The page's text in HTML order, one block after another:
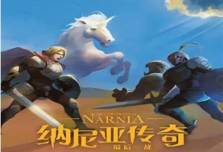
3C家電 親子玩具
女裝 男裝 化妝保養 情趣用品
日本購物 電子/紙本書
HOT